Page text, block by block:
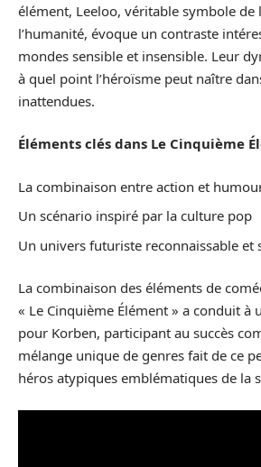
élément, Leeloo, véritable symbole de
l’humanité, évoque un contraste
mondes sensible et insensible. Leur
à quel point l’héroïsme peut naître
inattendues.
Éléments clés dans Le Cinquième
La combinaison entre action et
Un scénario inspiré par la culture pop
Un univers futuriste reconnaissable et
La combinaison des éléments de
« Le Cinquième Élément » a conduit à
pour Korben, participant au succès
mélange unique de genres fait de ce
héros atypiques emblématiques de la